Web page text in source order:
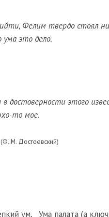
Фелим твердо стоял ни
это дело.
достоверности этого
то мое.
М. Достоевский)
ум, Ума палата (а